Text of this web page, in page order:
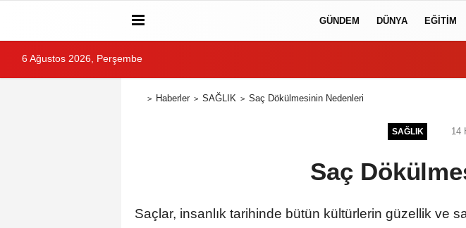
GÜNDEM DÜNYA EĞİTİM
6 Ağustos 2026, Perşembe
Haberler SAĞLIK Saç Dökülmesinin Nedenleri
SAĞLIK 14
Saç
Saçlar, insanlık tarihinde bütün kültürlerin güzellik ve